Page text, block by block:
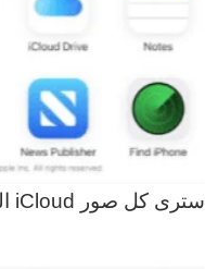
سترى كل صور iCloud الخاصة بك مثل هذا.